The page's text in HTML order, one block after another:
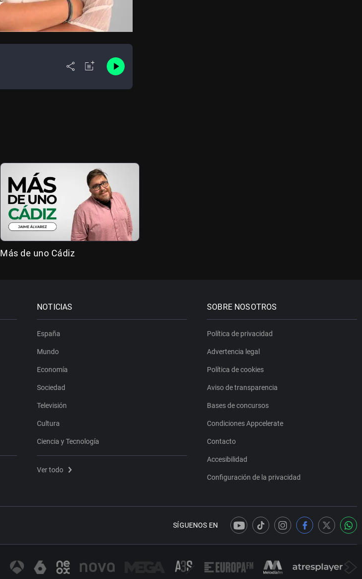
Más de uno Cádiz
NOTICIAS
España
Mundo
Economía
Sociedad
Televisión
Cultura
Ciencia y Tecnología
Ver todo
SOBRE NOSOTROS
Política de privacidad
Advertencia legal
Política de cookies
Aviso de transparencia
Bases de concursos
Condiciones Appcelerate
Contacto
Accesibilidad
Configuración de la privacidad
SÍGUENOS EN